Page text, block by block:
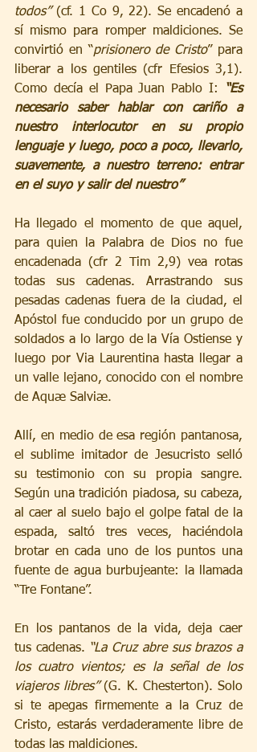
todos” (cf. 1 Co 9, 22). Se encadenó a
sí mismo para romper maldiciones. Se
convirtió en “prisionero de Cristo” para
liberar a los gentiles (cfr Efesios 3,1).
Como decía el Papa Juan Pablo I:
“Es
necesario saber hablar con cariño a
nuestro interlocutor en su propio
lenguaje y luego, poco a poco, llevarlo,
suavemente, a nuestro terreno: entrar
en el suyo y salir del nuestro”
Ha llegado el momento de que aquel,
para quien la Palabra de Dios no fue
encadenada (cfr 2 Tim 2,9) vea rotas
todas sus cadenas. Arrastrando sus
pesadas cadenas fuera de la ciudad, el
Apóstol fue conducido por un grupo de
soldados a lo largo de la Vía Ostiense y
luego por Via Laurentina hasta llegar a
un valle lejano, conocido con el nombre
de Aquæ Salviæ.
Allí, en medio de esa región pantanosa,
el sublime imitador de Jesucristo selló
su testimonio con su propia sangre.
Según una tradición piadosa, su cabeza,
al caer al suelo bajo el golpe fatal de la
espada, saltó tres veces, haciéndola
brotar en cada uno de los puntos una
fuente de agua burbujeante: la llamada
“Tre Fontane”.
En los pantanos de la vida, deja caer
tus cadenas. “La Cruz abre sus brazos a
los cuatro vientos; es la señal de los
viajeros libres” (G. K. Chesterton). Solo
si te apegas firmemente a la Cruz de
Cristo, estarás verdaderamente libre de
todas las maldiciones.